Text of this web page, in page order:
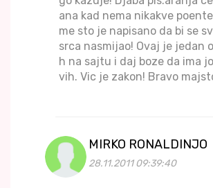
ana kad nema nikakve
me sto je napisano da bi se
srca nasmijao! Ovaj je jedan
h na sajtu i daj boze da ima
vih. Vic je zakon! Bravo
MIRKO RONALDINJO
28.11.2011 09:39:40